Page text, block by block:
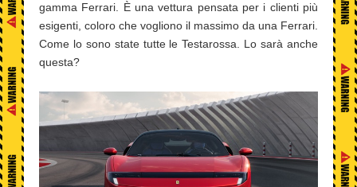
gamma Ferrari. È una vettura pensata per i clienti più
esigenti, coloro che vogliono il massimo da una Ferrari.
Come lo sono state tutte le Testarossa. Lo sarà anche
questa?